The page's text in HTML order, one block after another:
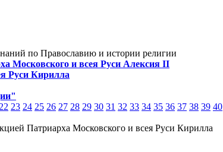
по Православию и истории религии
Московского и всея Руси Алексия II
Руси Кирилла
22 23 24 25 26 27 28 29 30 31 32 33 34 35 36 37 38 39 40
Патриарха Московского и всея Руси Кирилла